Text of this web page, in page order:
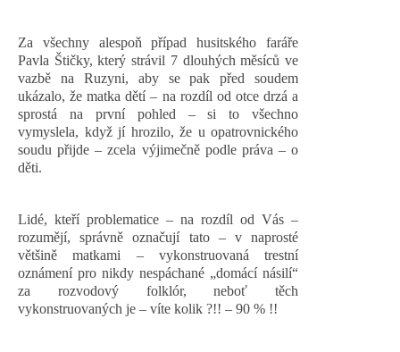
Za všechny alespoň případ husitského faráře
Pavla Štičky, který strávil 7 dlouhých měsíců ve
vazbě na Ruzyni, aby se pak před soudem
ukázalo, že matka dětí – na rozdíl od otce drzá a
sprostá na první pohled – si to všechno
vymyslela, když jí hrozilo, že u opatrovnického
soudu přijde – zcela výjimečně podle práva – o
děti.
Lidé, kteří problematice – na rozdíl od Vás –
rozumějí, správně označují tato – v naprosté
většině matkami – vykonstruovaná trestní
oznámení pro nikdy nespáchané „domácí násilí“
za rozvodový folklór, neboť těch
vykonstruovaných je – víte kolik ?!! – 90 % !!